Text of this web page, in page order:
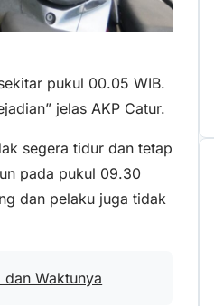
pukul 00.05 WIB.
jelas AKP Catur.
segera tidur dan tetap
pada pukul 09.30
dan pelaku juga tidak
Waktunya